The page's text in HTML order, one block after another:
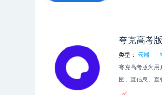
夸克高考版
类型： 云端
夸克高考版为用
图、查信息、
据，带来清爽的